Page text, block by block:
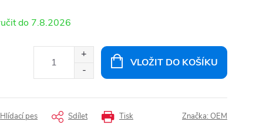
7.8.2026
VLOŽIT DO KOŠÍKU
Tisk
Hlídací pes Sdílet Značka: OEM